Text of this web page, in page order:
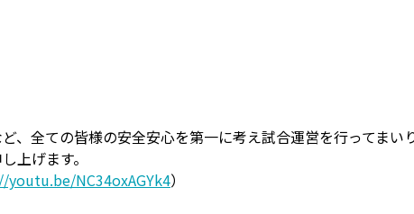
、全ての皆様の安全安心を第一に考え試合運営を行ってまい
上げます。
youtu.be/NC34oxAGYk4）